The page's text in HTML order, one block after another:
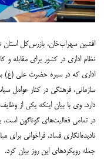
افشین سهراب‌خان، بازرس‌کل
نظام اداری در کشور برای مقابله و
اداری که در سیره حضرت علی (ع) بر
سازمانی، فرهنگی در کنار عوامل
دارد. وی با بیان اینکه یکی از
در تمامی فعالیت‌های گوناگون است،
نادیده‌انگاری فساد، فراخوانی برای
جمله رویکردهای این روز بیان کرد.